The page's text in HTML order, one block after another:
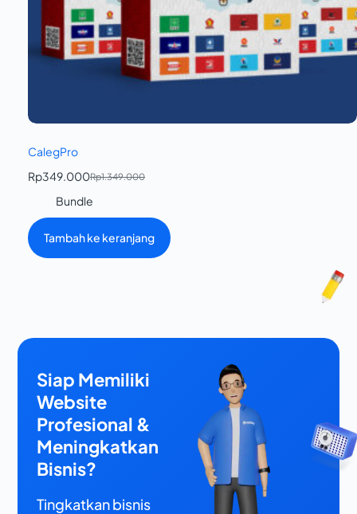
CalegPro
Rp1.349.000
Rp349.000
Bundle
Tambah ke keranjang
Siap Memiliki
Website
Profesional &
Meningkatkan
Bisnis?
Tingkatkan bisnis